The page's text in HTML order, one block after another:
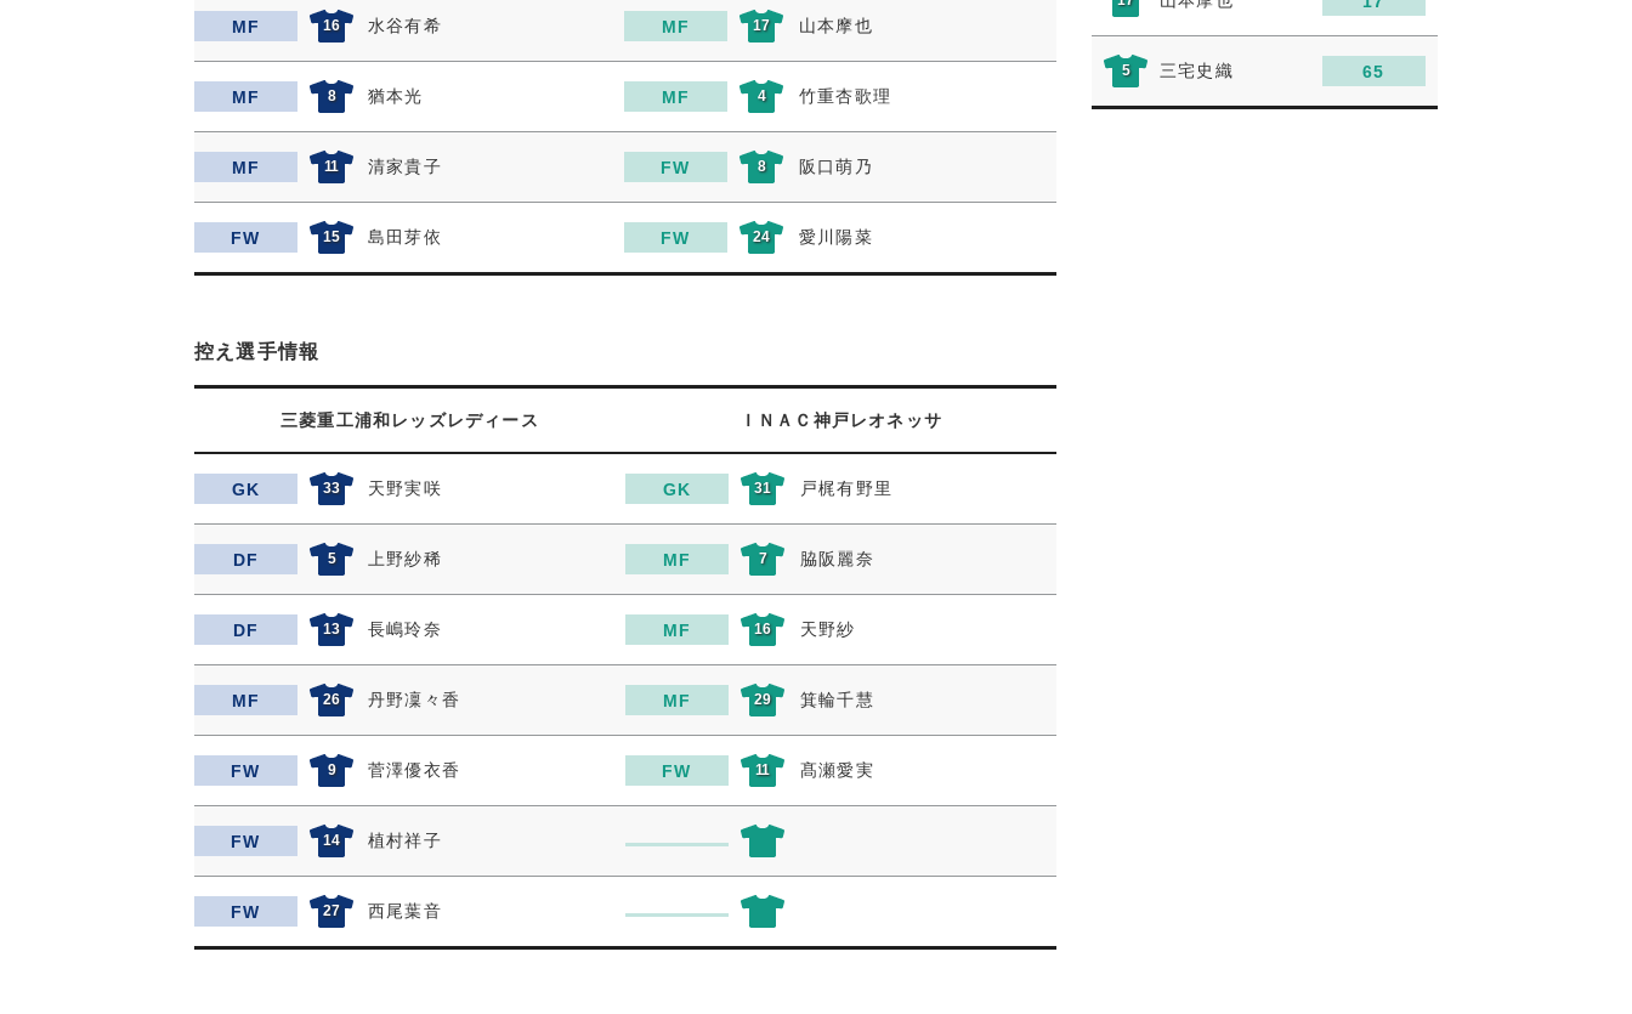
MF 16 水谷有希 MF 17 山本摩也
MF 8 猶本光 MF 4 竹重杏歌理
MF 11 清家貴子 FW 8 阪口萌乃
FW 15 島田芽依 FW 24 愛川陽菜
控え選手情報
三菱重工浦和レッズレディース ＩＮＡＣ神戸レオネッサ
GK 33 天野実咲 GK 31 戸梶有野里
DF 5 上野紗稀 MF 7 脇阪麗奈
DF 13 長嶋玲奈 MF 16 天野紗
MF 26 丹野凜々香 MF 29 箕輪千慧
FW 9 菅澤優衣香 FW 11 髙瀬愛実
FW 14 植村祥子
FW 27 西尾葉音
5 三宅史織 65